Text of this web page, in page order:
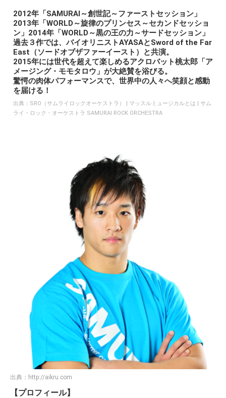
2012年「SAMURAI～創世記～ファーストセッション」
2013年「WORLD～旋律のプリンセス～セカンドセッショ
ン」2014年「WORLD～黒の王の力～サードセッション」
過去３作では、バイオリニストAYASAとSword of the Far
East（ソードオブザファーイースト）と共演。
2015年には世代を超えて楽しめるアクロバット桃太郎「ア
メージング・モモタロウ」が大絶賛を浴びる。
驚愕の肉体パフォーマンスで、世界中の人々へ笑顔と感動
を届ける！
出典： SRO（サムライロックオーケストラ） | マッスルミュージカルとは | サム
ライ・ロック・オーケストラ SAMURAI ROCK ORCHESTRA
出典： http://aikru.com
【プロフィール】